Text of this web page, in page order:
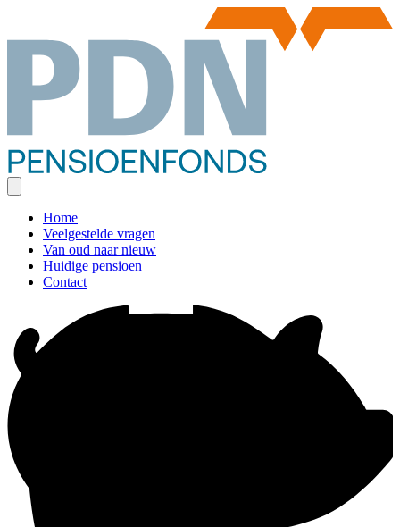
Home
Veelgestelde vragen
Van oud naar nieuw
Huidige pensioen
Contact